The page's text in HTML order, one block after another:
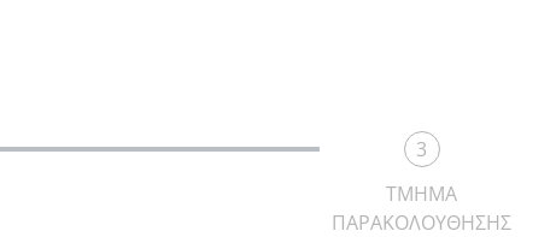
3
ΤΜΗΜΑ
ΠΑΡΑΚΟΛΟΥΘΗΣΗΣ